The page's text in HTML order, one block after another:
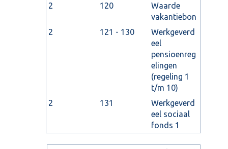
2
120
Waarde
vakantiebon
2
121 - 130
Werkgeverd
eel
pensioenreg
elingen
(regeling 1
t/m 10)
2
131
Werkgeverd
eel sociaal
fonds 1